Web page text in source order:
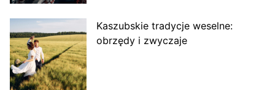
Kaszubskie tradycje weselne:
obrzędy i zwyczaje